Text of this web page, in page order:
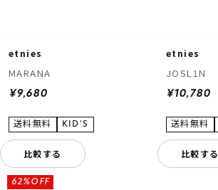
etnies
MARANA
¥9,680
比較する
etnies
JOSL1N
¥10,780
比較する
62%OFF